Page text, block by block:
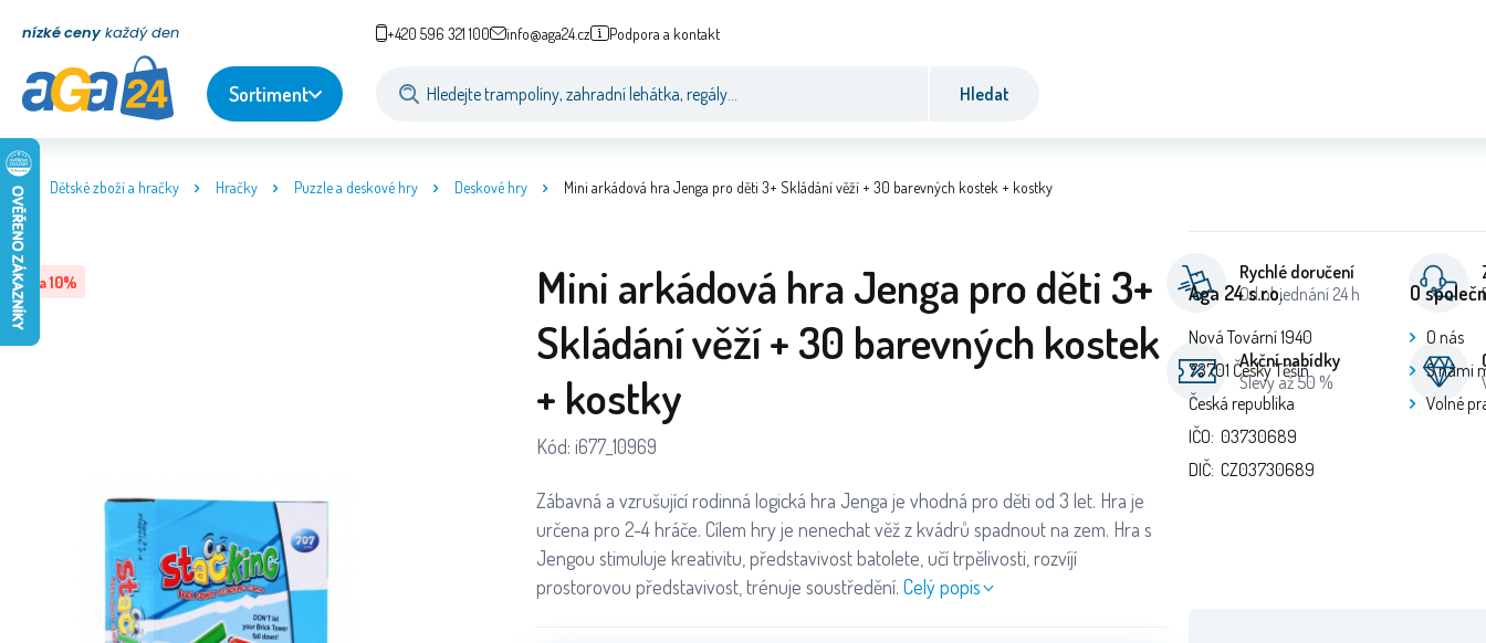
nízké ceny každý den +420 596 321 100 info@aga24.cz Podpora a kontakt
Sortiment Hledat
Dětské zboží a hračky Hračky Puzzle a deskové hry Deskové hry Mini arkádová hra Jenga pro děti 3+ Skládání věží + 30 barevných kostek + kostky
Sleva10%
Mini arkádová hra Jenga pro děti 3+
Skládání věží + 30 barevných kostek
+ kostky
Kód: i677_10969
Zábavná a vzrušující rodinná logická hra Jenga je vhodná pro děti od 3 let. Hra je
určena pro 2-4 hráče. Cílem hry je nenechat věž z kvádrů spadnout na zem. Hra s
Jengou stimuluje kreativitu, představivost batolete, učí trpělivosti, rozvíjí
prostorovou představivost, trénuje soustředění. Celý popis
Rychlé doručení
Od objednání 24 h
Akční nabídky
Slevy až 50 %
Aga 24 s.r.o.
Nová Tovární 1940
73701 Český Těšín
Česká republika
IČO: 03730689
DIČ: CZ03730689
O
O nás
S námi
Volné